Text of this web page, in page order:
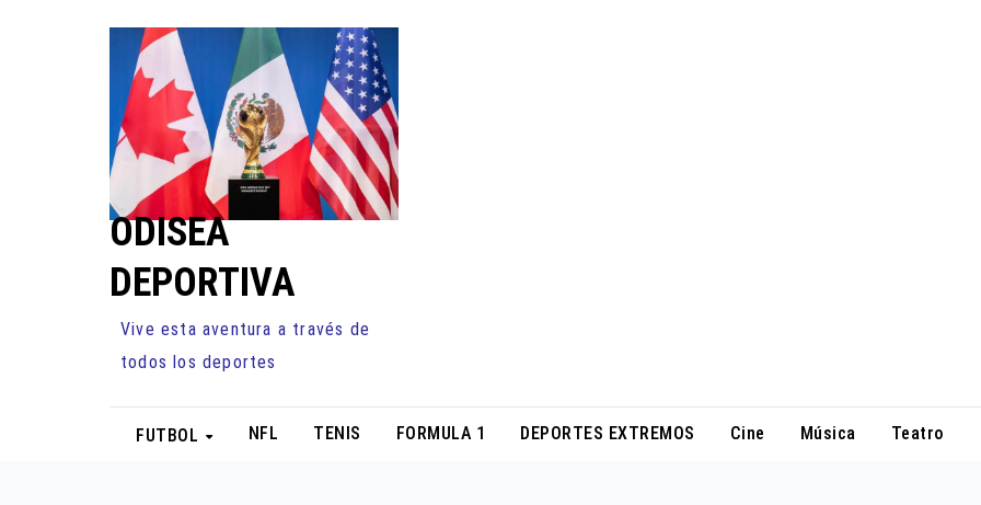
ODISEA
DEPORTIVA
Vive esta aventura a través de
todos los deportes
FUTBOL NFL TENIS FORMULA 1 DEPORTES EXTREMOS Cine Música Teatro